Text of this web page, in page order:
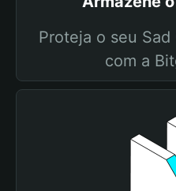
Proteja o seu
com a